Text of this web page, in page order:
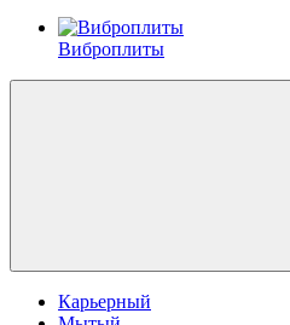
Виброплиты
Карьерный